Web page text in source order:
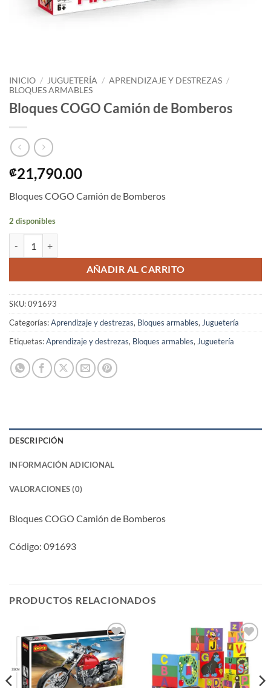
INICIO / JUGUETERÍA / APRENDIZAJE Y DESTREZAS /
BLOQUES ARMABLES
Bloques COGO Camión de Bomberos
₡21,790.00
Bloques COGO Camión de Bomberos
2 disponibles
AÑADIR AL CARRITO
SKU:091693
Categorías:Aprendizaje y destrezas, Bloques armables, Juguetería
Etiquetas:Aprendizaje y destrezas, Bloques armables, Juguetería
DESCRIPCIÓN
INFORMACIÓN ADICIONAL
VALORACIONES (0)
Bloques COGO Camión de Bomberos
Código: 091693
PRODUCTOS RELACIONADOS
Añadir
a la
lista de
deseos
Añadir
a la
lista de
deseos